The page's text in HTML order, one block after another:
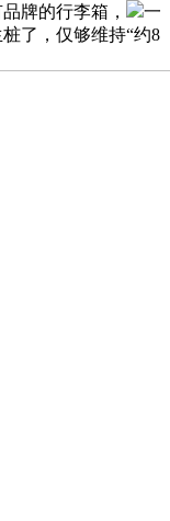
牌的行李箱，
一
了，仅够维持“约8